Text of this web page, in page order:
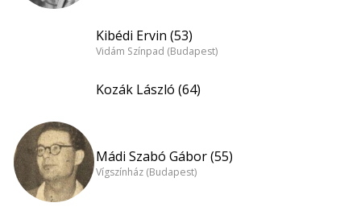
Kibédi Ervin (53)
Vidám Színpad (Budapest)
Kozák László (64)
Mádi Szabó Gábor (55)
Vígszínház (Budapest)